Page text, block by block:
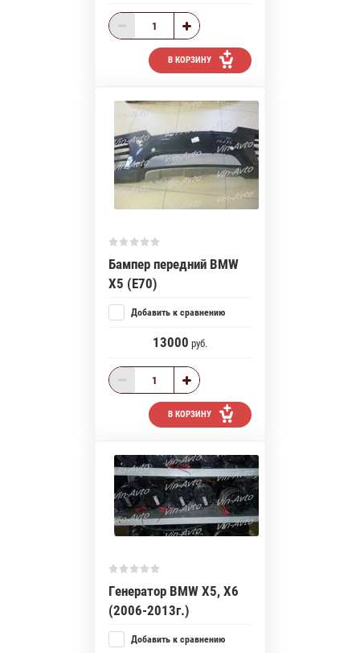
В КОРЗИНУ
Бампер передний BMW
X5 (E70)
Добавить к сравнению
13000 руб.
В КОРЗИНУ
Генератор BMW X5, X6
(2006-2013г.)
Добавить к сравнению